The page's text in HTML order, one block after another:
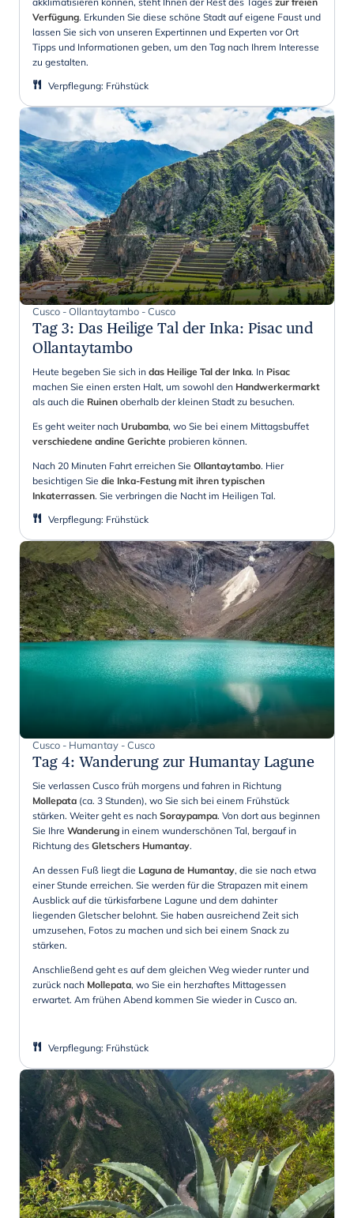
Verfügung. Erkunden Sie diese schöne Stadt auf eigene Faust und
lassen Sie sich von unseren Expertinnen und Experten vor Ort
Tipps und Informationen geben, um den Tag nach Ihrem Interesse
zu gestalten.
Verpflegung: Frühstück
Cusco - Ollantaytambo - Cusco
Tag 3: Das Heilige Tal der Inka: Pisac und
Ollantaytambo
Heute begeben Sie sich in das Heilige Tal der Inka. In Pisac
machen Sie einen ersten Halt, um sowohl den Handwerkermarkt
als auch die Ruinen oberhalb der kleinen Stadt zu besuchen.
Es geht weiter nach Urubamba, wo Sie bei einem Mittagsbuffet
verschiedene andine Gerichte probieren können.
Nach 20 Minuten Fahrt erreichen Sie Ollantaytambo. Hier
besichtigen Sie die Inka-Festung mit ihren typischen
Inkaterrassen. Sie verbringen die Nacht im Heiligen Tal.
Verpflegung: Frühstück
Cusco - Humantay - Cusco
Tag 4: Wanderung zur Humantay Lagune
Sie verlassen Cusco früh morgens und fahren in Richtung
Mollepata (ca. 3 Stunden), wo Sie sich bei einem Frühstück
stärken. Weiter geht es nach Soraypampa. Von dort aus beginnen
Sie Ihre Wanderung in einem wunderschönen Tal, bergauf in
Richtung des Gletschers Humantay.
An dessen Fuß liegt die Laguna de Humantay, die sie nach etwa
einer Stunde erreichen. Sie werden für die Strapazen mit einem
Ausblick auf die türkisfarbene Lagune und dem dahinter
liegenden Gletscher belohnt. Sie haben ausreichend Zeit sich
umzusehen, Fotos zu machen und sich bei einem Snack zu
stärken.
Anschließend geht es auf dem gleichen Weg wieder runter und
zurück nach Mollepata, wo Sie ein herzhaftes Mittagessen
erwartet. Am frühen Abend kommen Sie wieder in Cusco an.
Verpflegung: Frühstück